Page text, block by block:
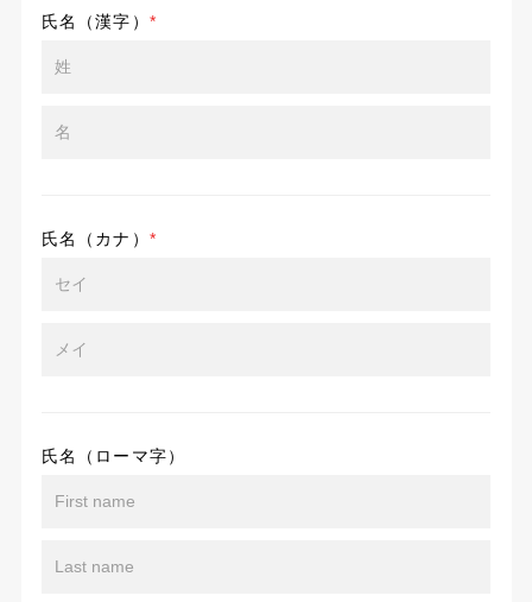
氏名（漢字） *
氏名（カナ） *
氏名（ローマ字）